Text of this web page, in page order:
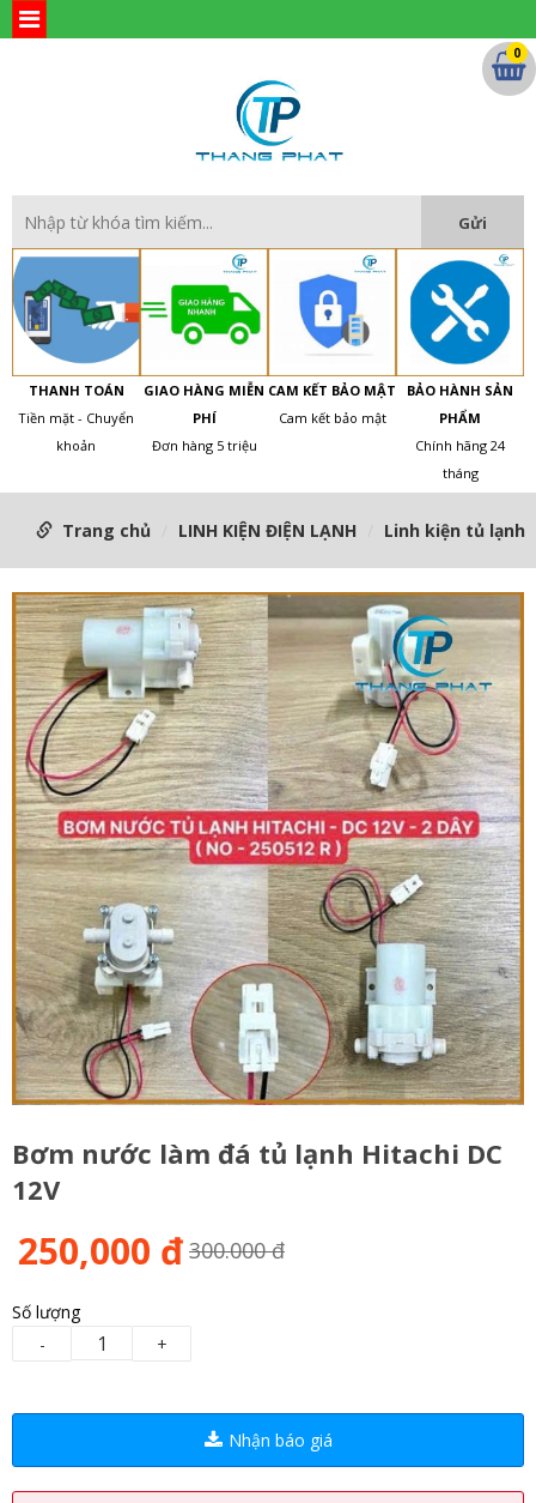
THANH TOÁN
Tiền mặt - Chuyển
khoản
GIAO HÀNG MIỄN
PHÍ
Đơn hàng 5 triệu
CAM KẾT BẢO MẬT
Cam kết bảo mật
BẢO HÀNH SẢN
PHẨM
Chính hãng 24
tháng
0
Trang chủ LINH KIỆN ĐIỆN LẠNH Linh kiện tủ lạnh
Bơm nước làm đá tủ lạnh Hitachi DC
12V
250,000 đ 300.000 đ
Số lượng
-
+
Nhận báo giá